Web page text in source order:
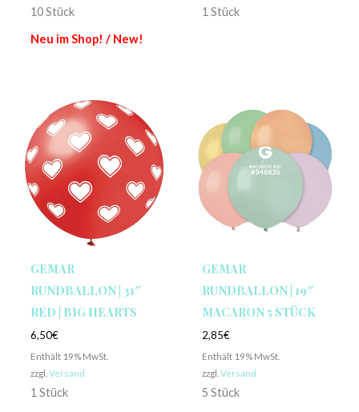
10 Stück
Neu im Shop! / New!
1 Stück
GEMAR
RUNDBALLON | 31″
RED | BIG HEARTS
6,50€
Enthält 19% MwSt.
zzgl. Versand
1 Stück
GEMAR
RUNDBALLON | 19″
MACARON 5 STÜCK
2,85€
Enthält 19% MwSt.
zzgl. Versand
5 Stück